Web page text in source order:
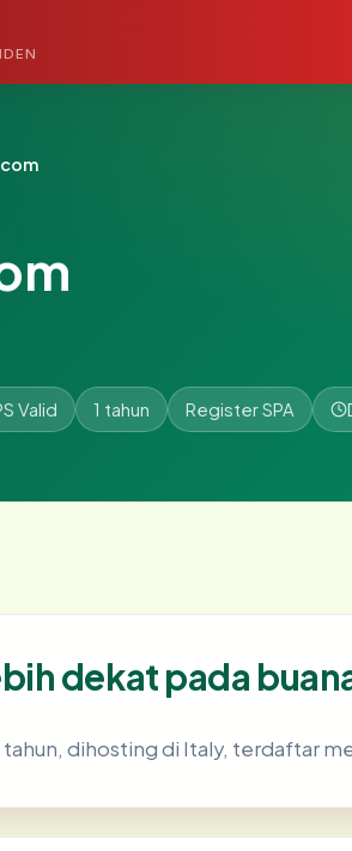
Valid 1 tahun Register SPA
dekat pada
tahun, dihosting di Italy, terdaftar